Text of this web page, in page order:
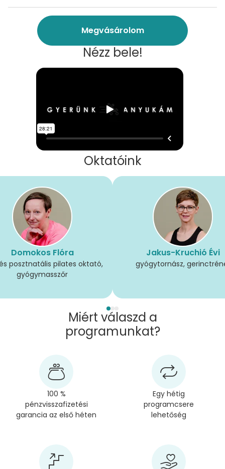
Megvásárolom
Nézz bele!
Oktatóink
Domokos Flóra
posztnatális pilates oktató,
gyógymasszőr
Jakus-Kruchió Évi
gyógytornász,
Miért válaszd a
programunkat?
100 %
pénzvisszafizetési
garancia az első héten
Egy hétig
programcsere
lehetőség